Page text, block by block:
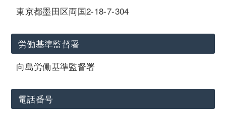
東京都墨田区両国2-18-7-304
労働基準監督署
向島労働基準監督署
電話番号